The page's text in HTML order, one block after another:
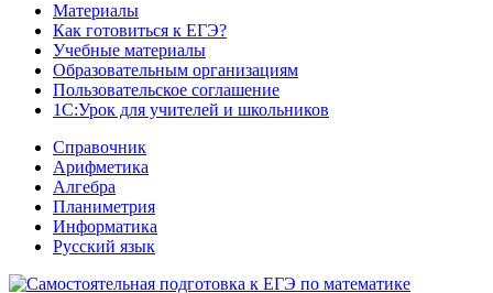
Материалы
Как готовиться к ЕГЭ?
Учебные материалы
Образовательным организациям
Пользовательское соглашение
1С:Урок для учителей и школьников
Справочник
Арифметика
Алгебра
Планиметрия
Информатика
Русский язык